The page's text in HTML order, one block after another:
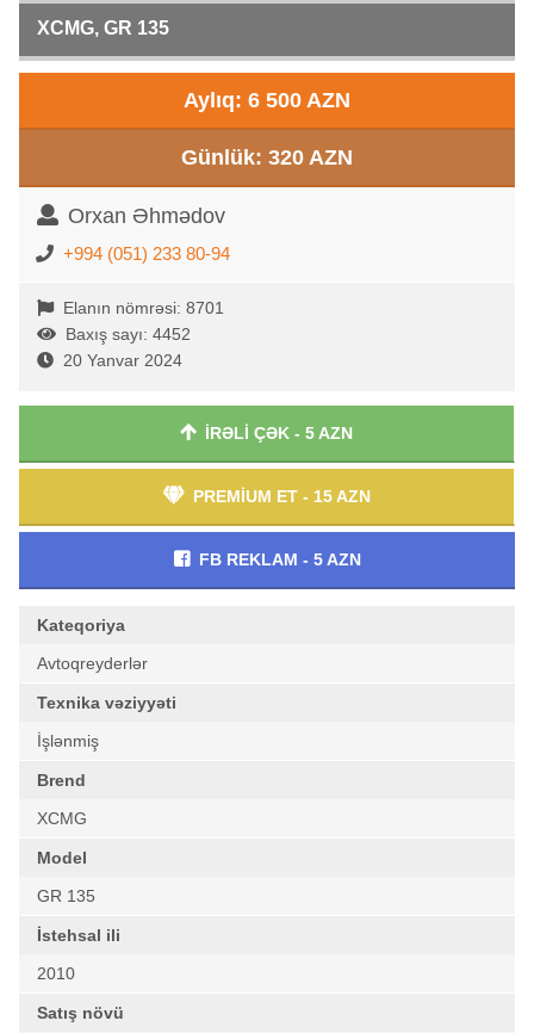
XCMG, GR 135
Aylıq: 6 500 AZN
Günlük: 320 AZN
Orxan Əhmədov
+994 (051) 233 80-94
Elanın nömrəsi: 8701
Baxış sayı: 4452
20 Yanvar 2024
İRƏLİ ÇƏK - 5 AZN
PREMİUM ET - 15 AZN
FB REKLAM - 5 AZN
Kateqoriya
Avtoqreyderlər
Texnika vəziyyəti
İşlənmiş
Brend
XCMG
Model
GR 135
İstehsal ili
2010
Satış növü